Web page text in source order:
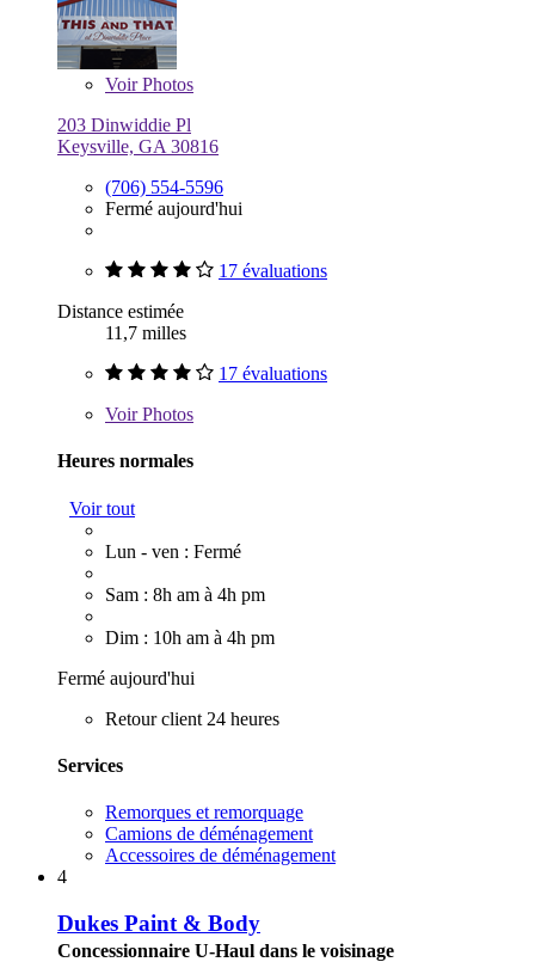
VoirPhotos
203 Dinwiddie Pl
Keysville, GA 30816
(706) 554-5596
Fermé aujourd'hui
17 évaluations
Distance estimée
11,7 milles
17 évaluations
VoirPhotos
Heures normales
Voir tout
Lun - ven : Fermé
Sam : 8h am à 4h pm
Dim : 10h am à 4h pm
Fermé aujourd'hui
Retour client 24 heures
Services
Remorques et remorquage
Camions de déménagement
Accessoires de déménagement
4
Dukes Paint & Body
Concessionnaire U-Haul dans le voisinage